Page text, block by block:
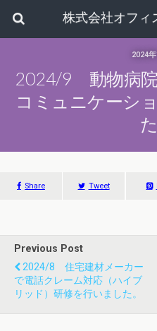
株式会社オフィ
2024
2024/9 動物病
コミュニケーシ
た
Share Tweet
Previous Post
2024/8 住宅建材メーカー
で電話クレーム対応（ハイブ
リッド）研修を行いました。